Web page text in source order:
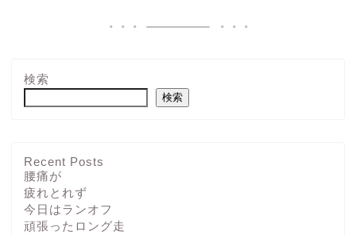
検索
検索
Recent Posts
腰痛が
疲れとれず
今日はランオフ
頑張ったロング走